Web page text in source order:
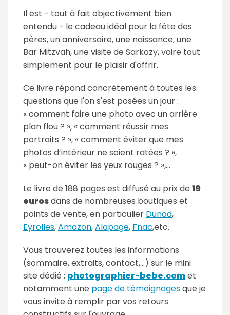
Il est - tout à fait objectivement bien
entendu - le cadeau idéal pour la fête des
pères, un anniversaire, une naissance, une
Bar Mitzvah, une visite de Sarkozy, voire tout
simplement pour le plaisir d'offrir.
Ce livre répond concrètement à toutes les
questions que l'on s'est posées un jour :
« comment faire une photo avec un arrière
plan flou ? », « comment réussir mes
portraits ? », « comment éviter que mes
photos d’intérieur ne soient ratées ? »,
« peut-on éviter les yeux rouges ? »,…
Le livre de 188 pages est diffusé au prix de 19
eurosdans de nombreuses boutiques et
points de vente, en particulier Dunod,
Eyrolles,Amazon,Alapage, Fnac,etc.
Vous trouverez toutes les informations
(sommaire, extraits, contact,...) sur le mini
site dédié : photographier-bebe.comet
notamment une page de témoignagesque je
vous invite à remplir par vos retours